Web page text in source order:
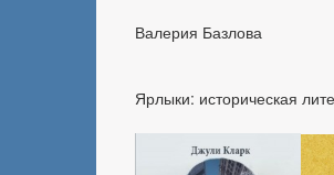
Валерия Базлова
Ярлыки: историческая